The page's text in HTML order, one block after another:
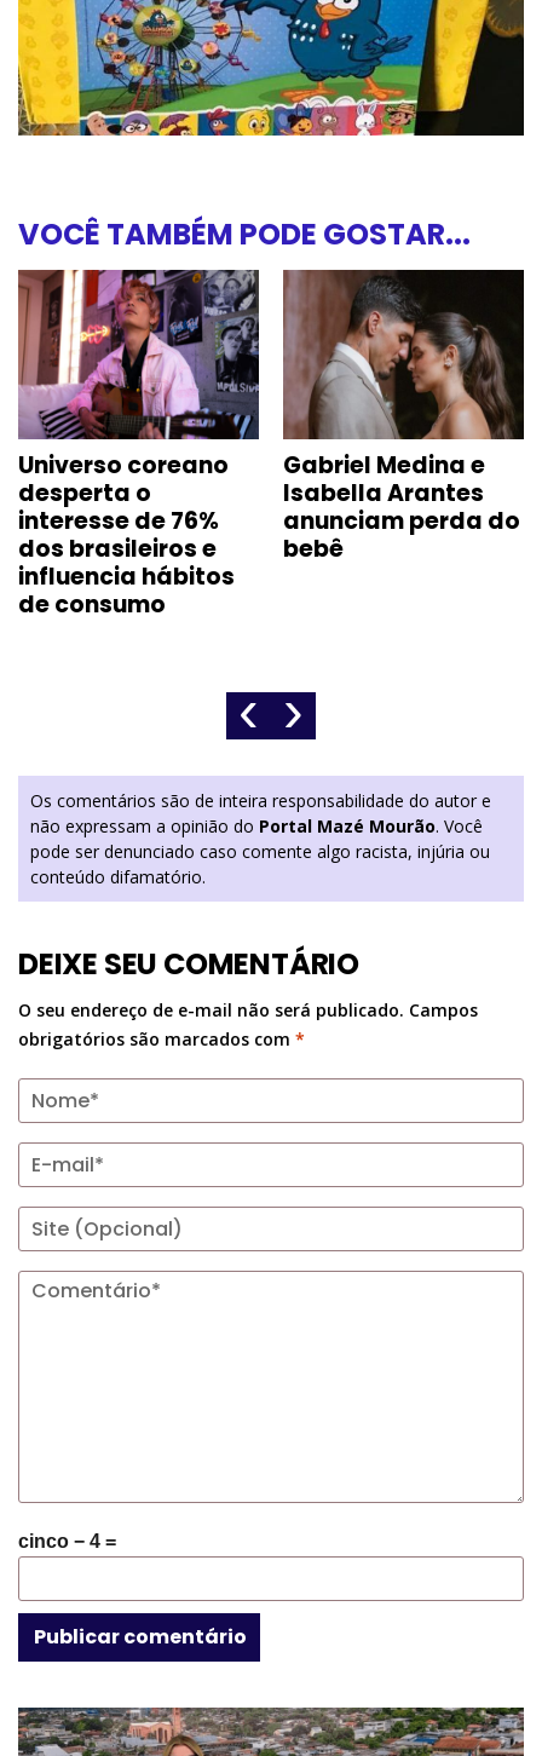
VOCÊ TAMBÉM PODE GOSTAR...
Universo coreano
desperta o
interesse de 76%
dos brasileiros e
influencia hábitos
de consumo
Gabriel Medina e
Isabella Arantes
anunciam perda do
bebê
‹ ›
Os comentários são de inteira responsabilidade do autor e
não expressam a opinião do Portal Mazé Mourão. Você
pode ser denunciado caso comente algo racista, injúria ou
conteúdo difamatório.
DEIXE SEU COMENTÁRIO
O seu endereço de e-mail não será publicado. Campos
obrigatórios são marcados com *
cinco − 4 =